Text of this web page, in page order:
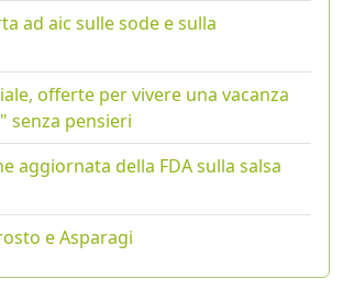
ad aic sulle sode e sulla
offerte per vivere una vacanza
senza pensieri
aggiornata della FDA sulla salsa
e Asparagi